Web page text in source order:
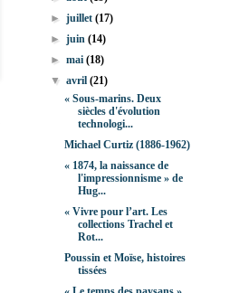
►juillet(17)
►juin(14)
►mai(18)
▼avril(21)
« Sous-marins. Deux
siècles d'évolution
technologi...
Michael Curtiz (1886-1962)
« 1874, la naissance de
l'impressionnisme » de
Hug...
« Vivre pour l’art. Les
collections Trachel et
Rot...
Poussin et Moïse, histoires
tissées